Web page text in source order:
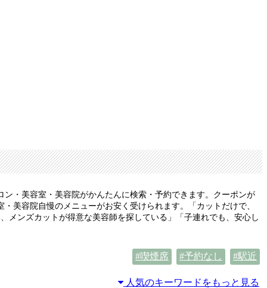
・美容室・美容院がかんたんに検索・予約できます。クーポンが
美容院自慢のメニューがお安く受けられます。「カットだけで、
メンズカットが得意な美容師を探している」「子連れでも、安心し
喫煙席 予約なし 駅近
人気のキーワードをもっと見る